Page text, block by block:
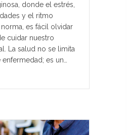
donde el estrés,
y el ritmo
es fácil olvidar
cuidar nuestro
La salud no se limita
enfermedad; es un…